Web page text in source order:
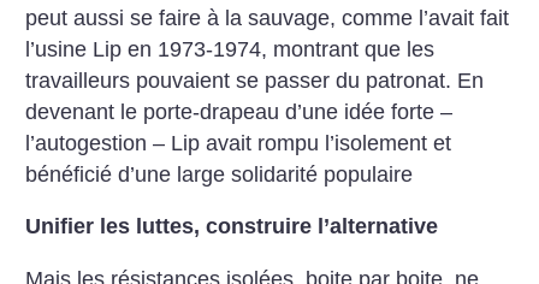
peut aussi se faire à la sauvage, comme l’avait fait
l’usine Lip en 1973-1974, montrant que les
travailleurs pouvaient se passer du patronat. En
devenant le porte-drapeau d’une idée forte –
l’autogestion – Lip avait rompu l’isolement et
bénéficié d’une large solidarité populaire
Unifier les luttes, construire l’alternative
Mais les résistances isolées, boite par boite, ne